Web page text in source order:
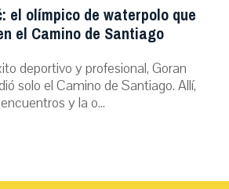
el olímpico de waterpolo que
el Camino de Santiago
deportivo y profesional, Goran
solo el Camino de Santiago. Allí,
y la o...